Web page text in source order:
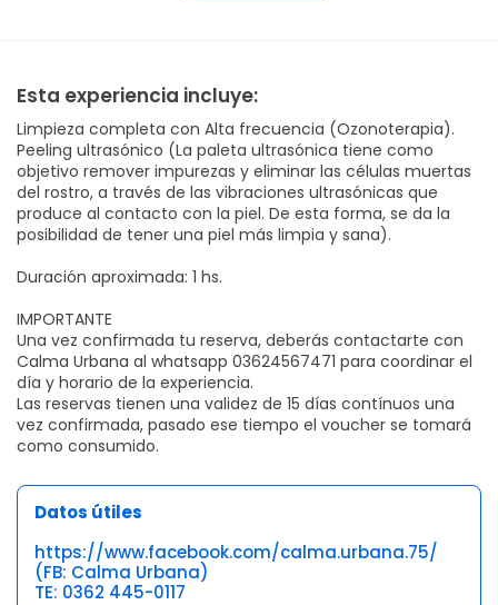
Esta experiencia incluye:
Limpieza completa con Alta frecuencia (Ozonoterapia).
Peeling ultrasónico (La paleta ultrasónica tiene como
objetivo remover impurezas y eliminar las células muertas
del rostro, a través de las vibraciones ultrasónicas que
produce al contacto con la piel. De esta forma, se da la
posibilidad de tener una piel más limpia y sana).
Duración aproximada: 1 hs.
IMPORTANTE
Una vez confirmada tu reserva, deberás contactarte con
Calma Urbana al whatsapp 03624567471 para coordinar el
día y horario de la experiencia.
Las reservas tienen una validez de 15 días contínuos una
vez confirmada, pasado ese tiempo el voucher se tomará
como consumido.
Datos útiles
https://www.facebook.com/calma.urbana.75/
(FB: Calma Urbana)
TE: 0362 445-0117